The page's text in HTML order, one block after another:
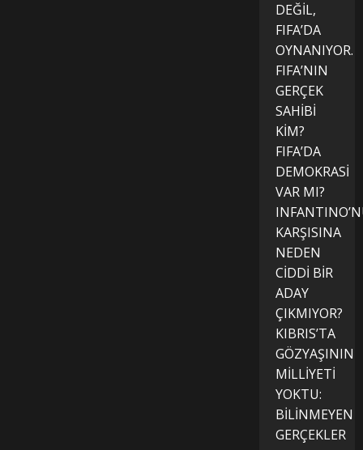
DEĞİL,
FIFA’DA
OYNANIYOR.
FIFA’NIN
GERÇEK
SAHİBİ
KİM?
FIFA’DA
DEMOKRASİ
VAR MI?
KARŞISINA
NEDEN
CİDDİ BİR
ADAY
ÇIKMIYOR?
KIBRIS’TA
GÖZYAŞININ
MİLLİYETİ
YOKTU:
BİLİNMEYEN
GERÇEKLER